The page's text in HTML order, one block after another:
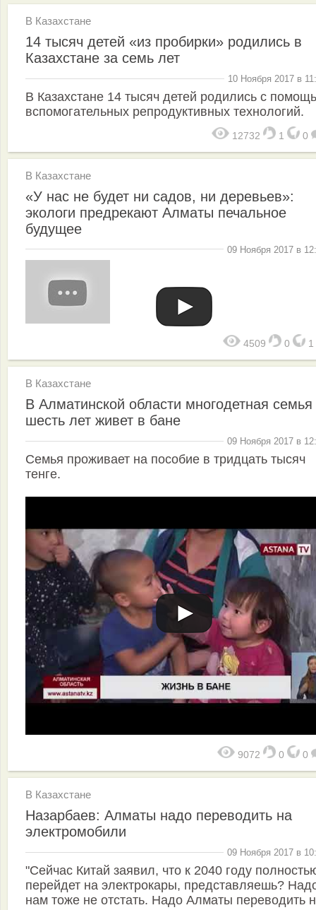
В Казахстане
14 тысяч детей «из пробирки» родились в
Казахстане за семь лет
10 Ноября 2017 в
В Казахстане 14 тысяч детей родились с
вспомогательных репродуктивных технологий.
12732 1 0
В Казахстане
«У нас не будет ни садов, ни деревьев»:
экологи предрекают Алматы печальное
будущее
09 Ноября 2017 в
4509 0 1
В Казахстане
В Алматинской области многодетная семья
шесть лет живет в бане
09 Ноября 2017 в
Семья проживает на пособие в тридцать тысяч
тенге.
9072 0 0
В Казахстане
Назарбаев: Алматы надо переводить на
электромобили
09 Ноября 2017 в
"Сейчас Китай заявил, что к 2040 году
перейдет на электрокары, представляешь?
нам тоже не отстать. Надо Алматы переводить